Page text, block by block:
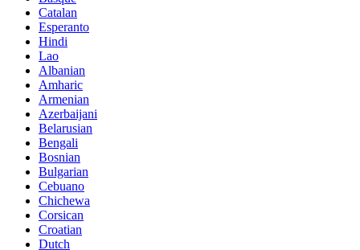
Catalan
Esperanto
Hindi
Lao
Albanian
Amharic
Armenian
Azerbaijani
Belarusian
Bengali
Bosnian
Bulgarian
Cebuano
Chichewa
Corsican
Croatian
Dutch